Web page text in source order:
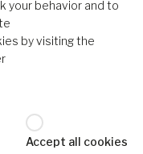
your behavior and to
by visiting the
Accept all cookies